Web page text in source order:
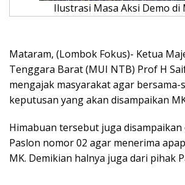
Ilustrasi Masa Aksi Demo di
Mataram, (Lombok Fokus)- Ketua
Tenggara Barat (MUI NTB) Prof H
mengajak masyarakat agar bersama-
keputusan yang akan disampaikan
Himabuan tersebut juga disampaikan
Paslon nomor 02 agar menerima
MK. Demikian halnya juga dari pihak